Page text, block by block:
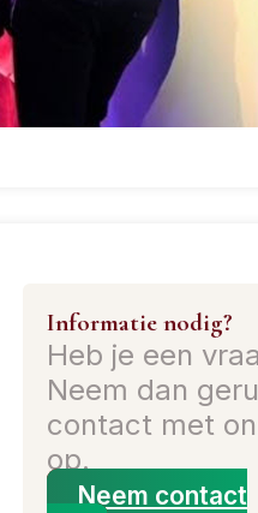
Informatie nodig?
Heb je een
Neem dan
contact met
op.
Neem contact